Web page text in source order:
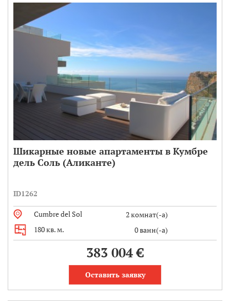
Шикарные новые апартаменты в Кумбре
дель Соль (Аликанте)
ID1262
Cumbre del Sol
2 комнат(-а)
180 кв. м.
0 ванн(-а)
383 004 €
Оставить заявку